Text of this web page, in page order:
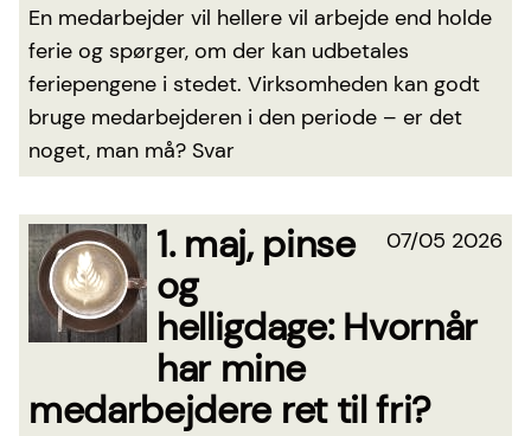
En medarbejder vil hellere vil arbejde end holde
ferie og spørger, om der kan udbetales
feriepengene i stedet. Virksomheden kan godt
bruge medarbejderen i den periode – er det
noget, man må? Svar
07/05 2026
1. maj, pinse
og
helligdage: Hvornår
har mine
medarbejdere ret til fri?